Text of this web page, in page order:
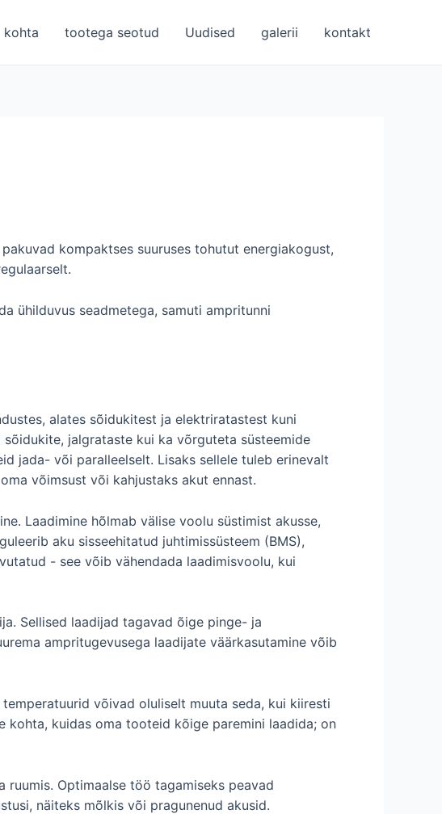
kohta tootega seotud Uudised galerii kontakt
kompaktses suuruses tohutut energiakogust,
ühilduvus seadmetega, samuti ampritunni
alates sõidukitest ja elektriratastest kuni
jalgrataste kui ka võrguteta süsteemide
jada- või paralleelselt. Lisaks sellele tuleb erinevalt
võimsust või kahjustaks akut ennast.
Laadimine hõlmab välise voolu süstimist akusse,
aku sisseehitatud juhtimissüsteem (BMS),
- see võib vähendada laadimisvoolu, kui
Sellised laadijad tagavad õige pinge- ja
ampritugevusega laadijate väärkasutamine võib
võivad oluliselt muuta seda, kui kiiresti
kohta, kuidas oma tooteid kõige paremini laadida; on
Optimaalse töö tagamiseks peavad
näiteks mõlkis või pragunenud akusid.